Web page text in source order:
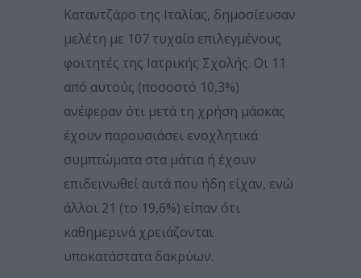
Καταντζάρο της Ιταλίας, δημοσίευσαν
μελέτη με 107 τυχαία επιλεγμένους
φοιτητές της Ιατρικής Σχολής. Οι 11
από αυτούς (ποσοστό 10,3%)
ανέφεραν ότι μετά τη χρήση μάσκας
έχουν παρουσιάσει ενοχλητικά
συμπτώματα στα μάτια ή έχουν
επιδεινωθεί αυτά που ήδη είχαν, ενώ
άλλοι 21 (το 19,6%) είπαν ότι
καθημερινά χρειάζονται
υποκατάστατα δακρύων.